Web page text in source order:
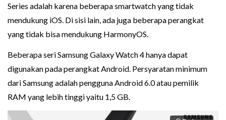
Series adalah karena beberapa smartwatch yang tidak
mendukung iOS. Di sisi lain, ada juga beberapa perangkat
yang tidak bisa mendukung HarmonyOS.
Beberapa seri Samsung Galaxy Watch 4 hanya dapat
digunakan pada perangkat Android. Persyaratan minimum
dari Samsung adalah pengguna Android 6.0 atau pemilik
RAM yang lebih tinggi yaitu 1,5 GB.